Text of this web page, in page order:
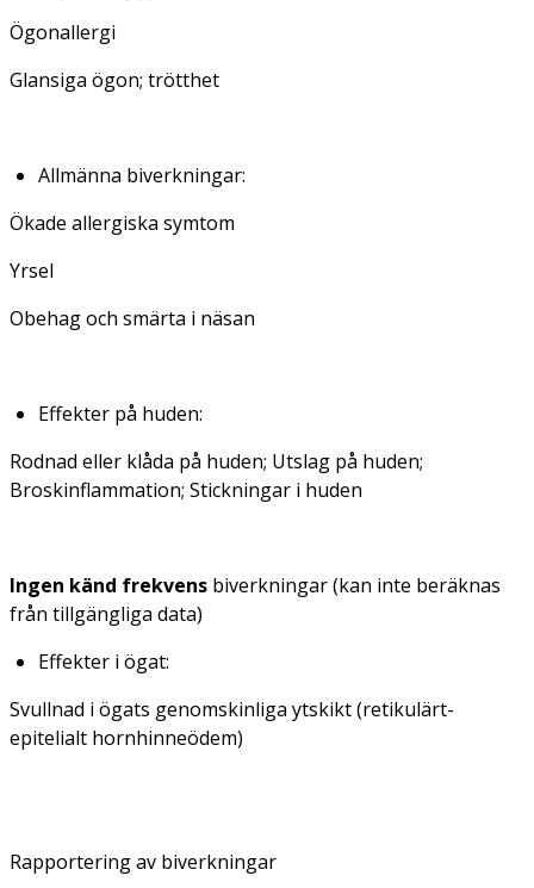
Ögonallergi
Glansiga ögon; trötthet
Allmänna biverkningar:
Ökade allergiska symtom
Yrsel
Obehag och smärta i näsan
Effekter på huden:
Rodnad eller klåda på huden; Utslag på huden;
Broskinflammation; Stickningar i huden
Ingen känd frekvens biverkningar (kan inte beräknas
från tillgängliga data)
Effekter i ögat:
Svullnad i ögats genomskinliga ytskikt (retikulärt-
epitelialt hornhinneödem)
Rapportering av biverkningar